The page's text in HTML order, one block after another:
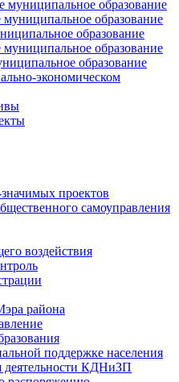
муниципальное образование
образование
образование
образование
образование
экономическом
проектов
самоуправления
воздействия
района
поддержке населения
деятельности КДНиЗП